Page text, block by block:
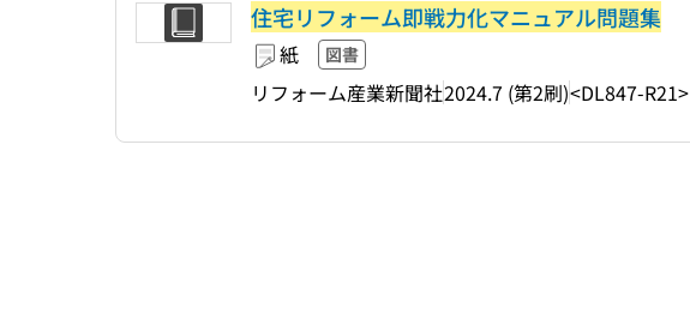
住宅リフォーム即戦力化マニュアル問題集
紙 図書
リフォーム産業新聞社2024.7 (第2刷)<DL847-R21>